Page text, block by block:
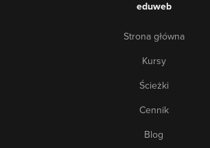
eduweb
Strona główna
Kursy
Ścieżki
Cennik
Blog